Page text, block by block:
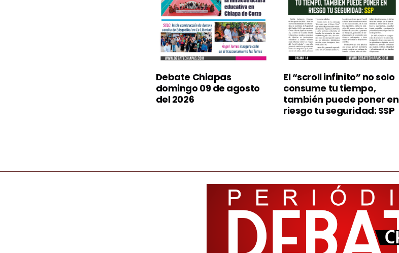
Debate Chiapas
domingo 09 de agosto
del 2026
El “scroll infinito” no solo
consume tu tiempo,
también puede poner en
riesgo tu seguridad: SSP